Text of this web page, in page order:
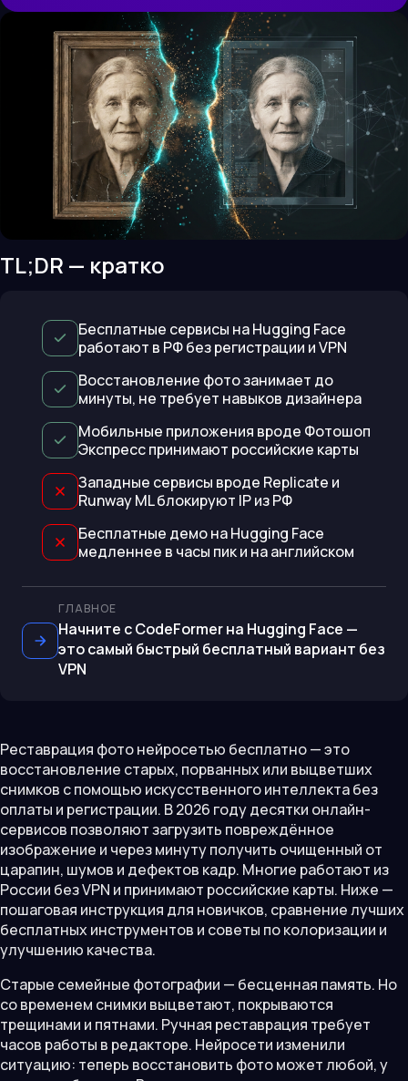
TL;DR — кратко
Бесплатные сервисы на Hugging Face
работают в РФ без регистрации и VPN
Восстановление фото занимает до
минуты, не требует навыков дизайнера
Мобильные приложения вроде Фотошоп
Экспресс принимают российские карты
Западные сервисы вроде Replicate и
Runway ML блокируют IP из РФ
Бесплатные демо на Hugging Face
медленнее в часы пик и на английском
ГЛАВНОЕ
Начните с CodeFormer на Hugging Face —
это самый быстрый бесплатный вариант без
VPN
Реставрация фото нейросетью бесплатно — это
восстановление старых, порванных или выцветших
снимков с помощью искусственного интеллекта без
оплаты и регистрации. В 2026 году десятки онлайн-
сервисов позволяют загрузить повреждённое
изображение и через минуту получить очищенный от
царапин, шумов и дефектов кадр. Многие работают из
России без VPN и принимают российские карты. Ниже —
пошаговая инструкция для новичков, сравнение лучших
бесплатных инструментов и советы по колоризации и
улучшению качества.
Старые семейные фотографии — бесценная память. Но
со временем снимки выцветают, покрываются
трещинами и пятнами. Ручная реставрация требует
часов работы в редакторе. Нейросети изменили
ситуацию: теперь восстановить фото может любой, у